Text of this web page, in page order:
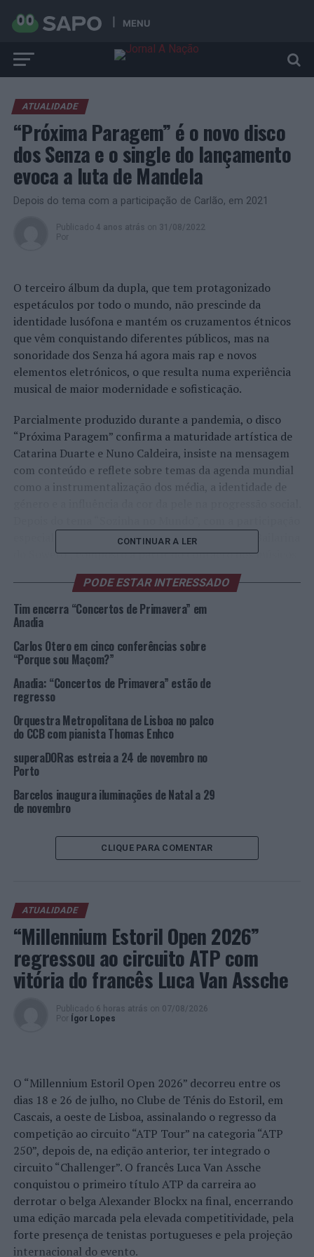
MENU
ATUALIDADE
“Próxima Paragem” é o novo disco
dos Senza e o single do lançamento
evoca a luta de Mandela
Depois do tema com a participação de Carlão, em 2021
Publicado 4 anos atrás on 31/08/2022
Por
O terceiro álbum da dupla, que tem protagonizado
espetáculos por todo o mundo, não prescinde da
identidade lusófona e mantém os cruzamentos étnicos
que vêm conquistando diferentes públicos, mas na
sonoridade dos Senza há agora mais rap e novos
elementos eletrónicos, o que resulta numa experiência
musical de maior modernidade e sofisticação.
Parcialmente produzido durante a pandemia, o disco
“Próxima Paragem” confirma a maturidade artística de
Catarina Duarte e Nuno Caldeira, insiste na mensagem
com conteúdo e reflete sobre temas da agenda mundial
como a instrumentalização dos média, a identidade de
especial de Carlão, o segundo single do disco é “Bailarina
do Soweto”, composto a partir do contacto dos músicos
com a realidade do bairro sul-africano onde viveu o líder
anti-apartheid Nelson Mandela (1918-2013).
“Próxima Paragem” é o novo disco dos Senza e chega às
Duarte e Nuno Caldeira começaram a criar no período
de confinamento pandémico e acabaram de produzir já
no espírito de recuperação de 2022. Nos próximos dias,
o disco chega também às lojas físicas, envolto numa
capa de tons quentes em que a lista de novas canções
tanto reflete um conteúdo amadurecido pela
introspeção proporcionada pelo isolamento social – é o
que acontece em “Sozinha no Mundo” e “Som
Misturado” – como expressa a celebração vibrante da
liberdade recuperada – manifestada em “Cor” e “Alma a
Senza
(Foto:
DR)
Sendo o terceiro disco dos Senza, o álbum antecipa no
respetivo título a nova etapa que preconiza para a
carreira da dupla: em sentido figurado, “Próxima
concertos que, como realça Catarina Duarte, está
apostada em “acabar com a má memória dos
cancelamentos impostos pela COVID” e, até final do
ano, inclui passagem por diversas cidades portuguesas e
também por palcos na Índia.
“Se nos discos anteriores nos focámos sobretudo em
experiências e episódios das viagens que fizemos, neste
dedicámo-nos mais a uma reflexão sobre a sociedade
atual e sobre os temas que ainda precisam de soluções.
Foi efeito da paragem forçada que tivemos em 2020 – o
CONTINUAR A LER
PODE ESTAR INTERESSADO
Tim encerra “Concertos de Primavera” em
Anadia
Carlos Otero em cinco conferências sobre
“Porque sou Maçom?”
Anadia: “Concertos de Primavera” estão de
regresso
Orquestra Metropolitana de Lisboa no palco
do CCB com pianista Thomas Enhco
superaDORas estreia a 24 de novembro no
Porto
Barcelos inaugura iluminações de Natal a 29
de novembro
CLIQUE PARA COMENTAR
ATUALIDADE
“Millennium Estoril Open 2026”
regressou ao circuito ATP com
vitória do francês Luca Van Assche
Publicado 6 horas atrás on 07/08/2026
Por
Ígor Lopes
O “Millennium Estoril Open 2026” decorreu entre os
dias 18 e 26 de julho, no Clube de Ténis do Estoril, em
Cascais, a oeste de Lisboa, assinalando o regresso da
competição ao circuito “ATP Tour” na categoria “ATP
250”, depois de, na edição anterior, ter integrado o
circuito “Challenger”. O francês Luca Van Assche
conquistou o primeiro título ATP da carreira ao
derrotar o belga Alexander Blockx na final, encerrando
uma edição marcada pela elevada competitividade, pela
forte presença de tenistas portugueses e pela projeção
internacional do evento.